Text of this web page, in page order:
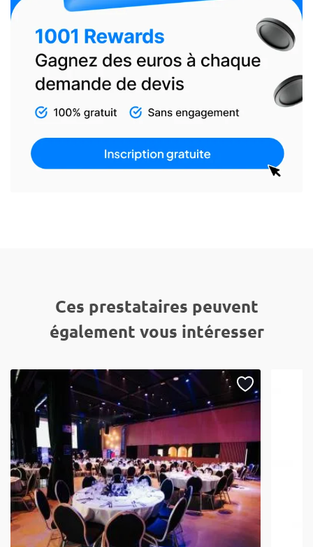
Ces prestataires peuvent
également vous intéresser